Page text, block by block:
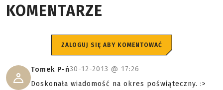
KOMENTARZE
ZALOGUJ SIĘ ABY KOMENTOWAĆ
Tomek P-ń30-12-2013 @ 17:26
Doskonała wiadomość na okres poświąteczny. :>